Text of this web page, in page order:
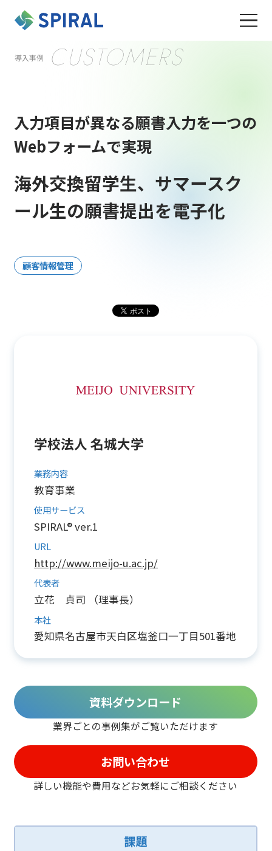
導入事例 CUSTOMERS
入力項目が異なる願書入力を一つの
Webフォームで実現
海外交換留学生、サマースク
ール生の願書提出を電子化
顧客情報管理
学校法人 名城大学
業務内容
教育事業
使用サービス
SPIRAL® ver.1
URL
http://www.meijo-u.ac.jp/
代表者
立花 貞司 （理事長）
本社
愛知県名古屋市天白区塩釜口一丁目501番地
資料ダウンロード
業界ごとの事例集がご覧いただけます
お問い合わせ
詳しい機能や費用などお気軽に ご相談ください
課題